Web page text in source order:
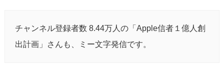
チャンネル登録者数 8.44万人の「Apple信者１億人創
出計画」さんも、ミー文字発信です。